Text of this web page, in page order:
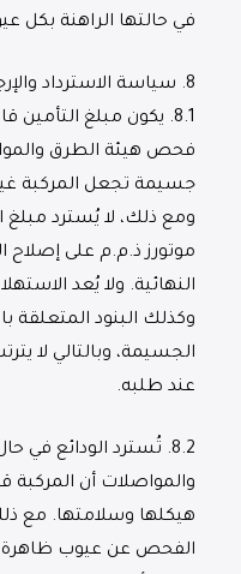
في حالتها الراهنة بكل
8. سياسة الاسترداد
8.1. يكون مبلغ التأمين
فحص هيئة الطرق
جسيمة تجعل المركبة
ومع ذلك، لا يُسترد مبلغ
موتورز ذ.م.م على إصلاح
النهائية. ولا يُعد
وكذلك البنود المتعلقة
الجسيمة، وبالتالي لا
عند طلبه.
8.2. تُسترد الودائع
والمواصلات أن المركبة
هيكلها وسلامتها. مع
الفحص عن عيوب ظاهرة